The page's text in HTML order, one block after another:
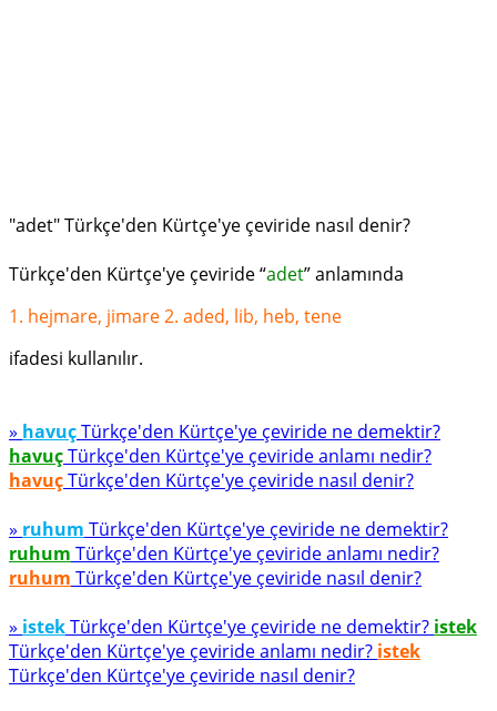
"adet" Türkçe'den Kürtçe'ye çeviride nasıl denir?
Türkçe'den Kürtçe'ye çeviride “adet” anlamında
1. hejmare, jimare 2. aded, lib, heb, tene
ifadesi kullanılır.
» havuçTürkçe'den Kürtçe'ye çeviride ne demektir?
havuçTürkçe'den Kürtçe'ye çeviride anlamı nedir?
havuçTürkçe'den Kürtçe'ye çeviride nasıl denir?
» ruhum Türkçe'den Kürtçe'ye çeviride ne demektir?
ruhum Türkçe'den Kürtçe'ye çeviride anlamı nedir?
ruhum Türkçe'den Kürtçe'ye çeviride nasıl denir?
» istekTürkçe'den Kürtçe'ye çeviride ne demektir? istek
Türkçe'den Kürtçe'ye çeviride anlamı nedir? istek
Türkçe'den Kürtçe'ye çeviride nasıl denir?